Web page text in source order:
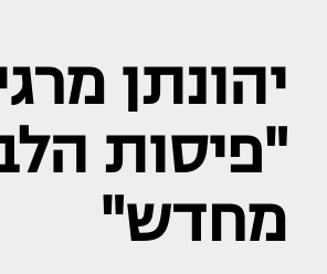
יהונתן
"פיסות
מחדש"